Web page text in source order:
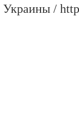
Украины /